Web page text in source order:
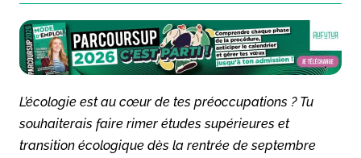
L’écologie est au cœur de tes préoccupations ? Tu
souhaiterais faire rimer études supérieures et
transition écologique dès la rentrée de septembre